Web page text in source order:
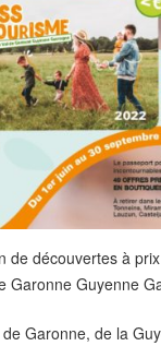
de découvertes à
Garonne Guyenne
Garonne, de la